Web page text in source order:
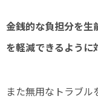
金銭的な負担分を生
を軽減できるように
また無用なトラブ